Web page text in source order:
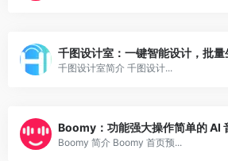
千图设计室：一键智能设计，批量
千图设计室简介 千图设计...
Boomy：功能强大操作简单的 AI
Boomy 简介 Boomy 首页预...